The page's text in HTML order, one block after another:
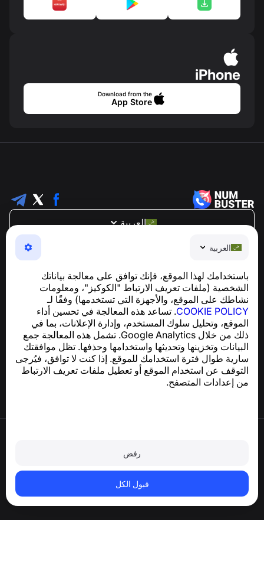
العربية
باستخدامك لهذا الموقع، فإنك توافق على معالجة بياناتك
الشخصية (ملفات تعريف الارتباط "الكوكيز"، ومعلومات
نشاطك على الموقع، والأجهزة التي تستخدمها) وفقًا لـ
COOKIE POLICY. تساعد هذه المعالجة في تحسين أداء
الموقع، وتحليل سلوك المستخدم، وإدارة الإعلانات، بما في
ذلك من خلال Google Analytics. تشمل هذه المعالجة جمع
البيانات وتخزينها وتحديثها واستخدامها وحذفها. تظل موافقتك
سارية طوال فترة استخدامك للموقع. إذا كنت لا توافق، فيُرجى
التوقف عن استخدام الموقع أو تعطيل ملفات تعريف الارتباط
من إعدادات المتصفح.
رفض
قبول الكل
iPhone
Download from the
App Store
العربية
NumBuster © 2013—2026 ·
support@numbuster.com
تطبيق سهل الاستخدام يحميك من الاحتيال الهاتفي، الرسائل
للاستفسارات المتعلقة بالامتثال للائحة العامة لحماية البيانات
support@numbuster.com
مركز المساعدة
الأخبار والمقالات
حول المشروع
جهات الاتصال
حذف الحساب والبيانات الشخصية